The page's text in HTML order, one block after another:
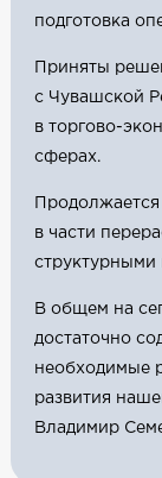
подготовка
Приняты
с Чувашской
в торгово-
сферах.
в части
структурными
В общем на
достаточно
необходимые
развития
Владимир